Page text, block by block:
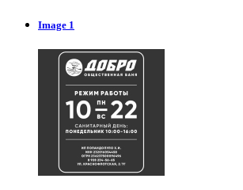
Image 1